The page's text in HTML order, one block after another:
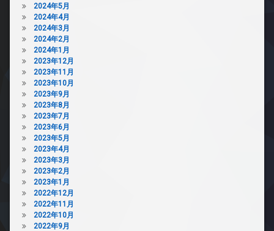
2024年5月
2024年4月
2024年3月
2024年2月
2024年1月
2023年12月
2023年11月
2023年10月
2023年9月
2023年8月
2023年7月
2023年6月
2023年5月
2023年4月
2023年3月
2023年2月
2023年1月
2022年12月
2022年11月
2022年10月
2022年9月